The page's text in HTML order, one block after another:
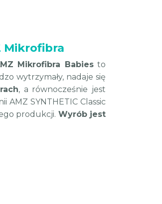
Mikrofibra
Mikrofibra Babiesto
wytrzymały, nadaje się
, a równocześnie jest
AMZ SYNTHETIC Classic
produkcji. Wyrób jest